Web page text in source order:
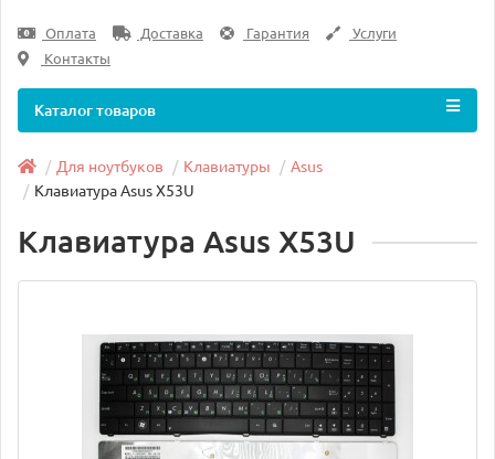
Оплата Доставка Гарантия
Услуги
Контакты
Каталог товаров
Для ноутбуков Клавиатуры
Asus
Клавиатура Asus X53U
Клавиатура Asus X53U